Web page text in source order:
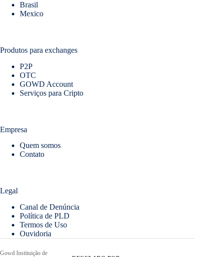
Brasil
Mexico
Produtos para exchanges
P2P
OTC
GOWD Account
Serviços para Cripto
Empresa
Quem somos
Contato
Legal
Canal de Denúncia
Política de PLD
Termos de Uso
Ouvidoria
Gowd Instituição de